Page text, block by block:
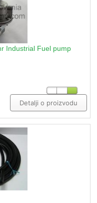
Industrial Fuel pump
Detalji o proizvodu